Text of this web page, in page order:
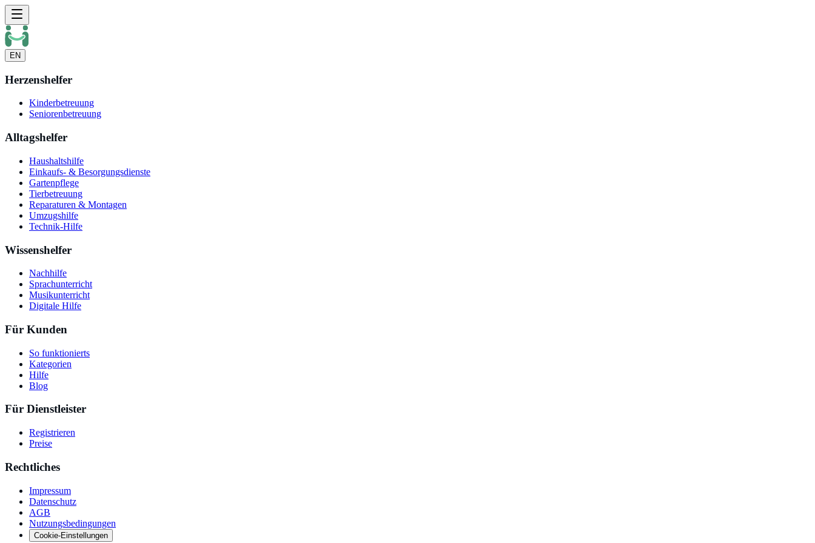
EN
Herzenshelfer
Kinderbetreuung
Seniorenbetreuung
Alltagshelfer
Haushaltshilfe
Einkaufs- & Besorgungsdienste
Gartenpflege
Tierbetreuung
Reparaturen & Montagen
Umzugshilfe
Technik-Hilfe
Wissenshelfer
Nachhilfe
Sprachunterricht
Musikunterricht
Digitale Hilfe
Für Kunden
So funktionierts
Kategorien
Hilfe
Blog
Für Dienstleister
Registrieren
Preise
Rechtliches
Impressum
Datenschutz
AGB
Nutzungsbedingungen
Cookie-Einstellungen